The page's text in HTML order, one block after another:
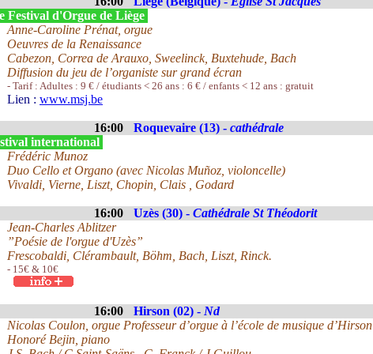
Festival d'Orgue de Liège
Anne-Caroline Prénat, orgue
Oeuvres de la Renaissance
Cabezon, Correa de Arauxo, Sweelinck, Buxtehude, Bach
Diffusion du jeu de l’organiste sur grand écran
- Tarif : Adultes : 9 € / étudiants < 26 ans : 6 € / enfants < 12 ans : gratuit
Lien : www.msj.be
16:00 Roquevaire (13) - cathédrale
international
Frédéric Munoz
Duo Cello et Organo (avec Nicolas Muñoz, violoncelle)
Vivaldi, Vierne, Liszt, Chopin, Clais , Godard
16:00 Uzès (30) - Cathédrale St Théodorit
Jean-Charles Ablitzer
”Poésie de l'orgue d'Uzès”
Frescobaldi, Clérambault, Böhm, Bach, Liszt, Rinck.
- 15€ & 10€
16:00 Hirson (02) - Nd
Nicolas Coulon, orgue Professeur d’orgue à l’école de musique d’Hirson
Honoré Bejin, piano